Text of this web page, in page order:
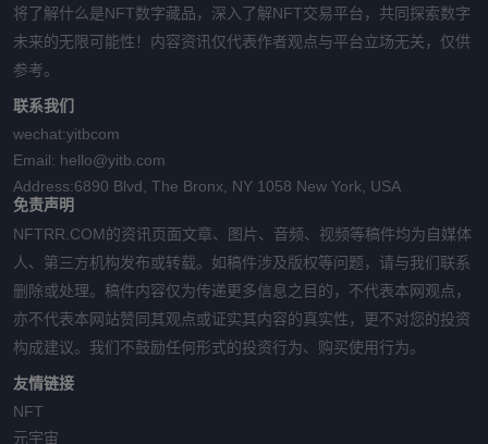
将了解什么是NFT数字藏品，深入了解NFT交易平台，共同探索数字
未来的无限可能性！内容资讯仅代表作者观点与平台立场无关，仅供
参考。
联系我们
wechat:yitbcom
Email: hello@yitb.com
Address:6890 Blvd, The Bronx, NY 1058 New York, USA
免责声明
NFTRR.COM的资讯页面文章、图片、音频、视频等稿件均为自媒体
人、第三方机构发布或转载。如稿件涉及版权等问题，请与我们联系
删除或处理。稿件内容仅为传递更多信息之目的，不代表本网观点，
亦不代表本网站赞同其观点或证实其内容的真实性，更不对您的投资
构成建议。我们不鼓励任何形式的投资行为、购买使用行为。
友情链接
NFT
元宇宙